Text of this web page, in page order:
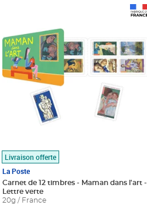
Livraison offerte
La Poste
Carnet de 12 timbres - Maman dans l'art -
Lettre verte
20g / France